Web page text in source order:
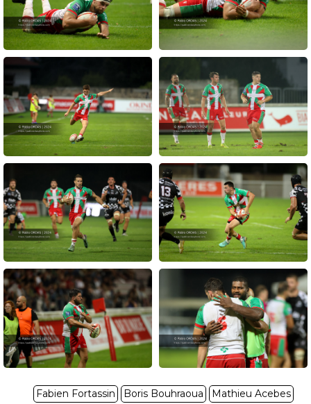
Fabien Fortassin Boris Bouhraoua
Mathieu Acebes